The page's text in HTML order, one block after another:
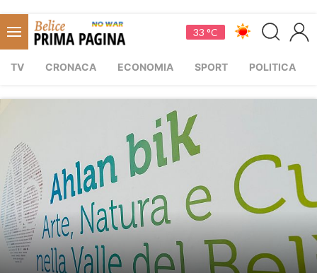
33 °C
TV CRONACA ECONOMIA SPORT POLITICA